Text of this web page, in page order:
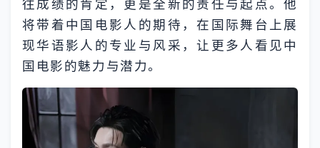
往成绩的肯定，更是全新的责任与起点。他
将带着中国电影人的期待，在国际舞台上展
现华语影人的专业与风采，让更多人看见中
国电影的魅力与潜力。